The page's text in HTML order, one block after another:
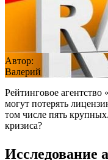
Автор:
Валерий
Рейтинговое агентство
могут потерять
том числе пять
кризиса?
Исследование